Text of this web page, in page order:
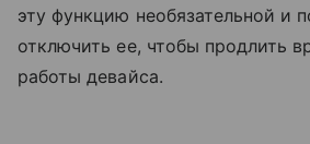
эту функцию необязательной и
отключить ее, чтобы продлить
работы девайса.